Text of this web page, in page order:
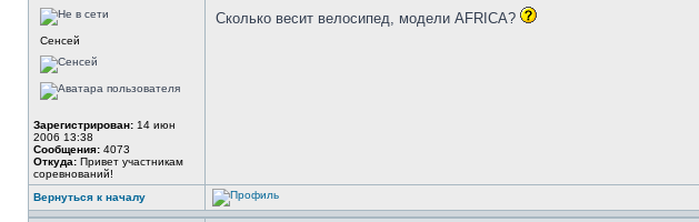
Сенсей
Зарегистрирован: 14 июн
2006 13:38
Сообщения: 4073
Откуда: Привет участникам
соревнований!
Сколько весит велосипед, модели AFRICA?
Вернуться к началу